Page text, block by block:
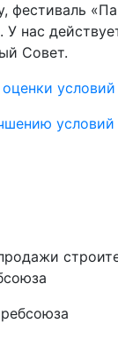
фестиваль
У нас
Совет.
условий